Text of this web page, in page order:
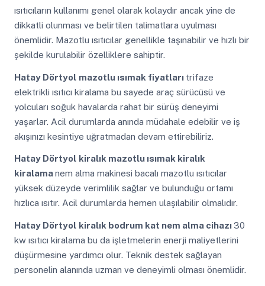
ısıtıcıların kullanımı genel olarak kolaydır ancak yine de
dikkatli olunması ve belirtilen talimatlara uyulması
önemlidir. Mazotlu ısıtıcılar genellikle taşınabilir ve hızlı bir
şekilde kurulabilir özelliklere sahiptir.
Hatay Dörtyol mazotlu ısımak fiyatları trifaze
elektrikli ısıtıcı kiralama bu sayede araç sürücüsü ve
yolcuları soğuk havalarda rahat bir sürüş deneyimi
yaşarlar. Acil durumlarda anında müdahale edebilir ve iş
akışınızı kesintiye uğratmadan devam ettirebiliriz.
Hatay Dörtyol kiralık mazotlu ısımak kiralık
kiralamanem alma makinesi bacalı mazotlu ısıtıcılar
yüksek düzeyde verimlilik sağlar ve bulunduğu ortamı
hızlıca ısıtır. Acil durumlarda hemen ulaşılabilir olmalıdır.
Hatay Dörtyol kiralık bodrum kat nem alma cihazı30
kw ısıtıcı kiralama bu da işletmelerin enerji maliyetlerini
düşürmesine yardımcı olur. Teknik destek sağlayan
personelin alanında uzman ve deneyimli olması önemlidir.